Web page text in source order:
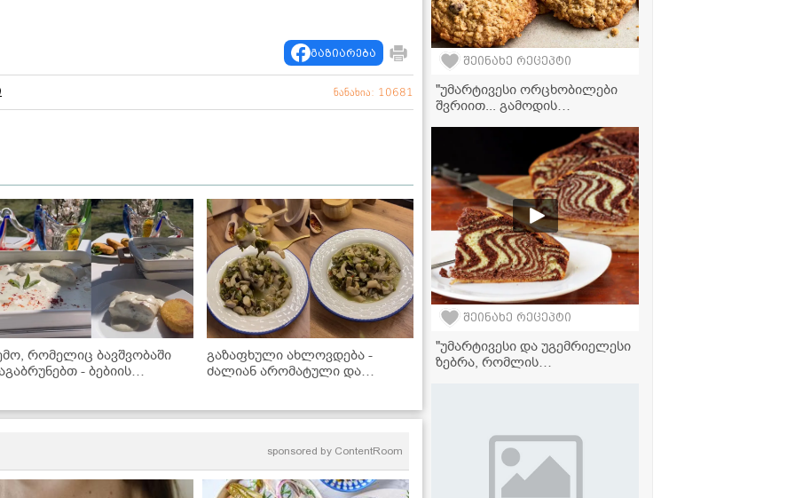
გაზიარება
ნანახია: 10681
რომელიც ბავშვობაში
- ბებიის
გაზაფხული ახლოვდება -
ძალიან არომატული და
sponsored by ContentRoom
შეინახე რეცეპტი
"უმარტივესი ორცხობილები
შვრიით... გამოდის
შეინახე რეცეპტი
"უმარტივესი და უგემრიელესი
ზებრა, რომლის